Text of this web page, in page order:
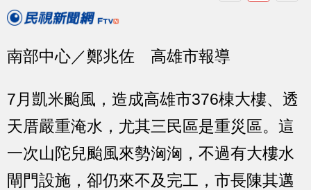
南部中心／鄭兆佐 高雄市報導
7月凱米颱風，造成高雄市376棟大樓、透
天厝嚴重淹水，尤其三民區是重災區。這
一次山陀兒颱風來勢洶洶，不過有大樓水
閘門設施，卻仍來不及完工，市長陳其邁